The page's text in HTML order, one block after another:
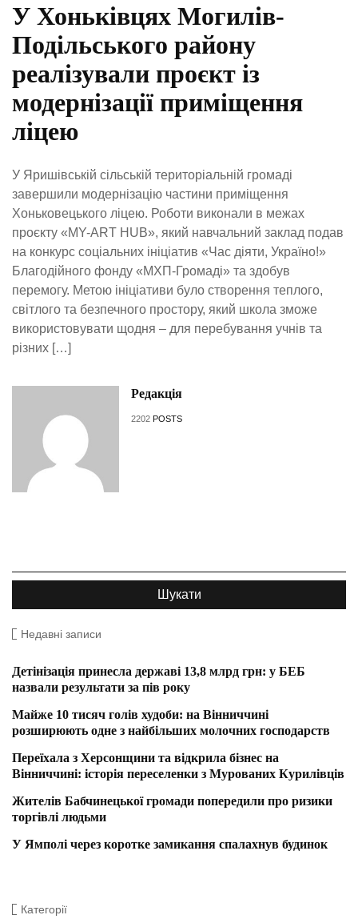
У Хоньківцях Могилів-
Подільського району
реалізували проєкт із
модернізації приміщення
ліцею
У Яришівській сільській територіальній громаді
завершили модернізацію частини приміщення
Хоньковецького ліцею. Роботи виконали в межах
проєкту «MY-ART HUB», який навчальний заклад подав
на конкурс соціальних ініціатив «Час діяти, Україно!»
Благодійного фонду «МХП-Громаді» та здобув
перемогу. Метою ініціативи було створення теплого,
світлого та безпечного простору, який школа зможе
використовувати щодня – для перебування учнів та
різних […]
Редакція
2202 POSTS
Недавні записи
Детінізація принесла державі 13,8 млрд грн: у БЕБ
назвали результати за пів року
Майже 10 тисяч голів худоби: на Вінниччині
розширюють одне з найбільших молочних господарств
Переїхала з Херсонщини та відкрила бізнес на
Вінниччині: історія переселенки з Мурованих Курилівців
Жителів Бабчинецької громади попередили про ризики
торгівлі людьми
У Ямполі через коротке замикання спалахнув будинок
Категорії